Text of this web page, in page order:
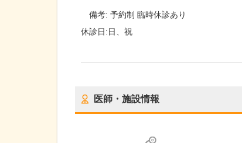
備考:予約制 臨時休診あり
休診日:日、祝
医師・施設情報